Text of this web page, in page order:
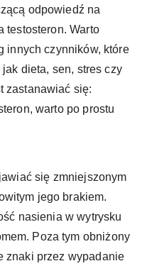
odpowiedź na
testosteron. Warto
innych czynników, które
dieta, sen, stres czy
zastanawiać się:
warto po prostu
się zmniejszonym
jego brakiem.
nasienia w wytrysku
Poza tym obniżony
znaki przez wypadanie